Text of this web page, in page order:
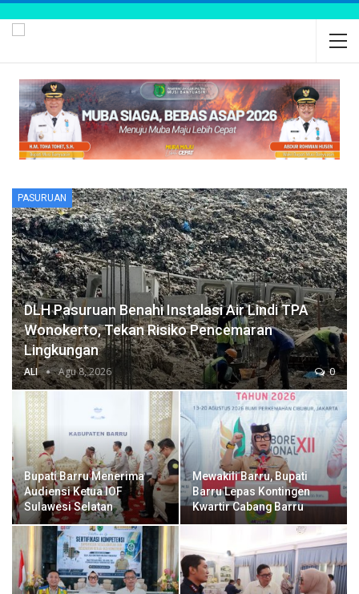
PASURUAN
DLH Pasuruan Benahi Instalasi Air Lindi TPA
Wonokerto, Tekan Risiko Pencemaran
Lingkungan
ALI Agu 8, 2026 0
Bupati Barru Menerima
Audiensi Ketua IOF
Sulawesi Selatan
Mewakili Barru, Bupati
Barru Lepas Kontingen
Kwartir Cabang Barru